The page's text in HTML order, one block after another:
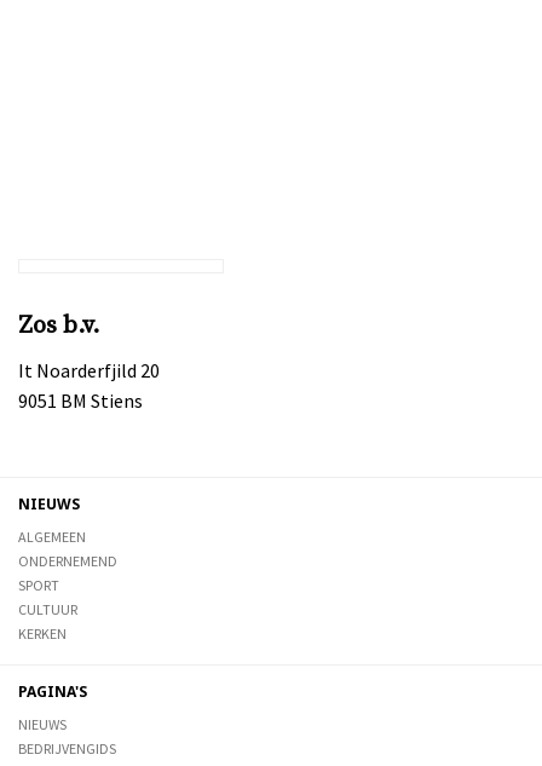
Zos b.v.
It Noarderfjild 20
9051 BM Stiens
NIEUWS
ALGEMEEN
ONDERNEMEND
SPORT
CULTUUR
KERKEN
PAGINA'S
NIEUWS
BEDRIJVENGIDS